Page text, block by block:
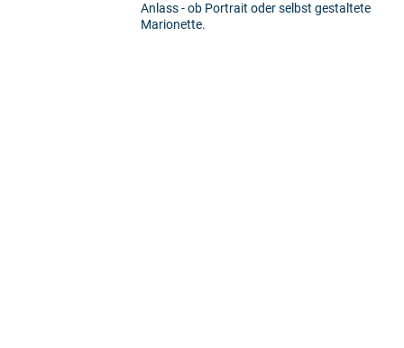
Anlass - ob Portrait oder selbst gestaltete
Marionette.